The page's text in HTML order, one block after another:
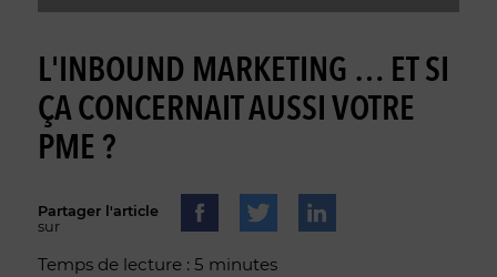
L'INBOUND MARKETING … ET SI
ÇA CONCERNAIT AUSSI VOTRE
PME ?
Partager l'article
sur
Temps de lecture : 5 minutes